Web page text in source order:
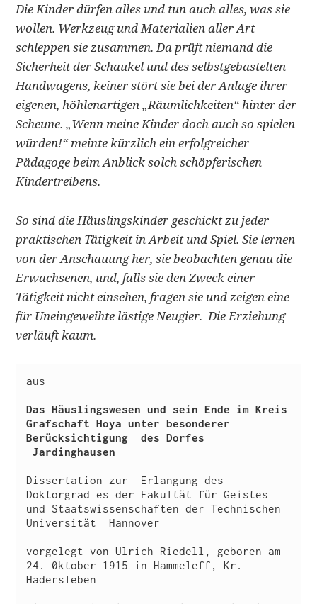
Die Kinder dürfen alles und tun auch alles, was sie
wollen. Werkzeug und Materialien aller Art
schleppen sie zusammen. Da prüft niemand die
Sicherheit der Schaukel und des selbstgebastelten
Handwagens, keiner stört sie bei der Anlage ihrer
eigenen, höhlenartigen „Räumlichkeiten“ hinter der
Scheune. „Wenn meine Kinder doch auch so spielen
würden!“ meinte kürzlich ein erfolgreicher
Pädagoge beim Anblick solch schöpferischen
Kindertreibens.
So sind die Häuslingskinder geschickt zu jeder
praktischen Tätigkeit in Arbeit und Spiel. Sie lernen
von der Anschauung her, sie beobachten genau die
Erwachsenen, und, falls sie den Zweck einer
Tätigkeit nicht einsehen, fragen sie und zeigen eine
für Uneingeweihte lästige Neugier. Die Erziehung
verläuft kaum.
aus
Das Häuslingswesen und sein Ende im Kreis
Grafschaft Hoya unter besonderer
Berücksichtigung  des Dorfes
Jardinghausen
Dissertation zur  Erlangung des
Doktorgrad es der Fakultät für Geistes
und Staatswissenschaften der Technischen
Universität  Hannover
vorgelegt von Ulrich Riedell, geboren am
24. 0ktober 1915 in Hammeleff, Kr.
Hadersleben